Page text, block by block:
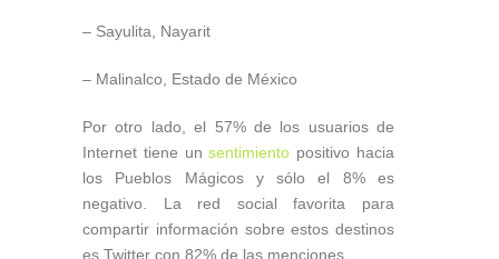
– Sayulita, Nayarit
– Malinalco, Estado de México
Por otro lado, el 57% de los usuarios de
Internet tiene unsentimiento positivo hacia
los Pueblos Mágicos y sólo el 8% es
negativo. La red social favorita para
compartir información sobre estos destinos
es Twitter con 82% de las menciones.